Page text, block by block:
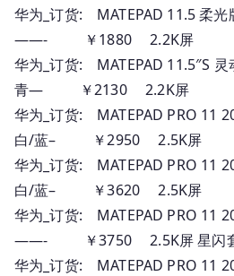
华为_订货: MATEPAD 11.5 柔光
——- ￥1880 2.2K屏
华为_订货: MATEPAD 11.5″S
青— ￥2130 2.2K屏
华为_订货: MATEPAD PRO 11
白/蓝– ￥2950 2.5K屏
华为_订货: MATEPAD PRO 11
白/蓝– ￥3620 2.5K屏
华为_订货: MATEPAD PRO 11
——- ￥3750 2.5K屏 星闪
华为_订货: MATEPAD PRO 11